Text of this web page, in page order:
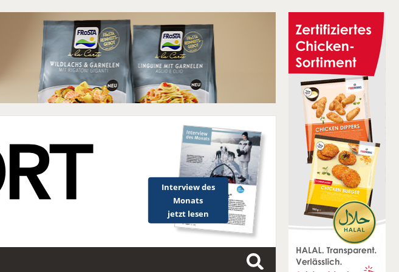
Interview des
Monats
jetzt lesen